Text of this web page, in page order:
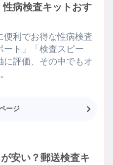
性病検査キットおす
便利でお得な性病検査
ート」「検査スピー
に評価、その中でもオ
ージ
安い？郵送検査キ